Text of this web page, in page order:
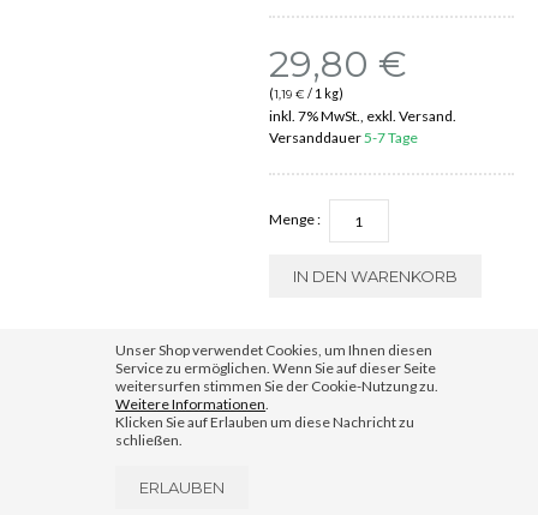
29,80 €
(1,19 € / 1 kg)
inkl. 7% MwSt., exkl. Versand.
Versanddauer5-7 Tage
Menge :
IN DEN WARENKORB
Unser Shop verwendet Cookies, um Ihnen diesen
Service zu ermöglichen. Wenn Sie auf dieser Seite
weitersurfen stimmen Sie der Cookie-Nutzung zu.
Weitere Informationen
Klicken Sie auf Erlauben um diese Nachricht zu
schließen.
ERLAUBEN